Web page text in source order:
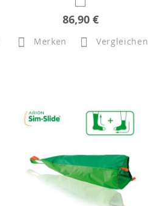
86,90 €
Merken Vergleichen